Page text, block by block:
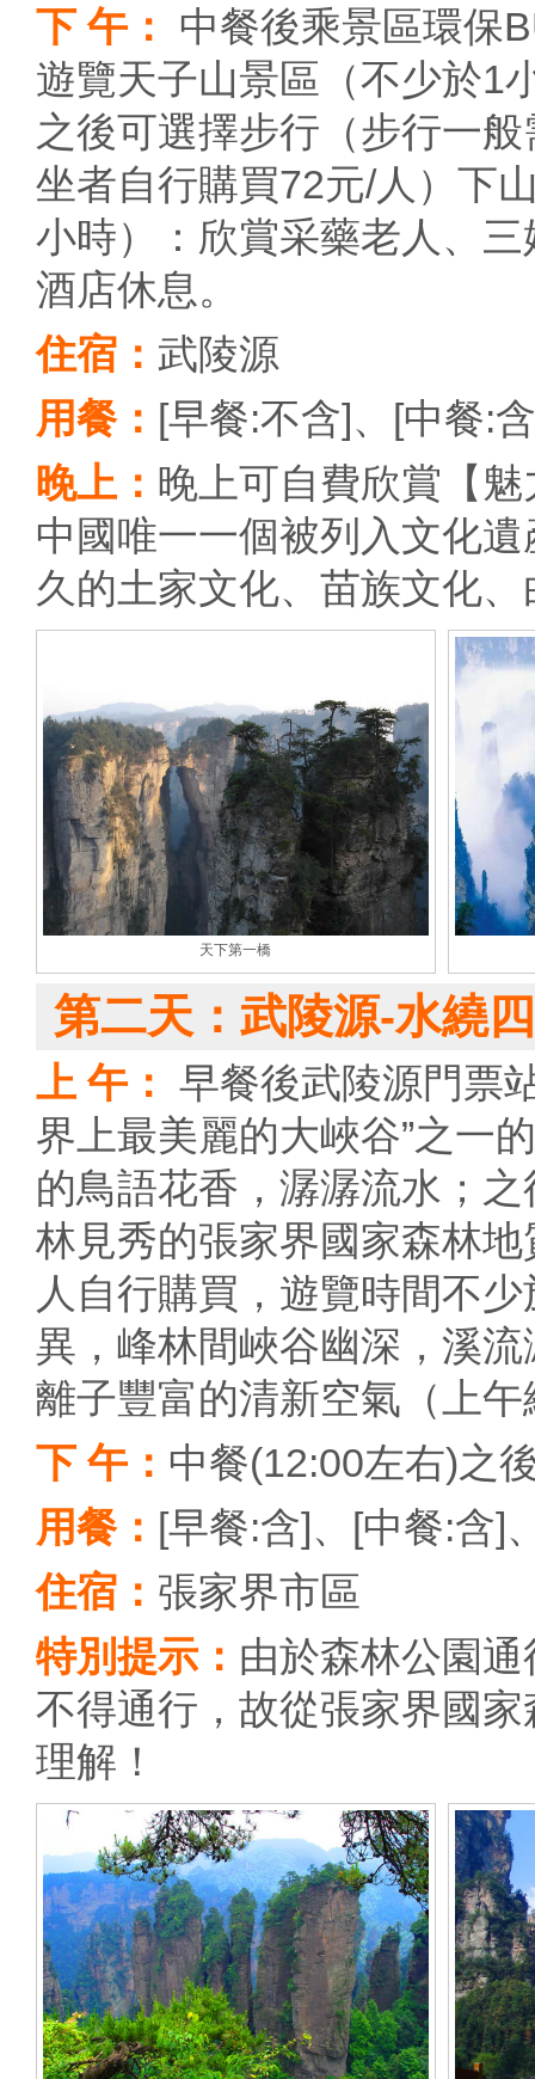
下 午：
中餐後乘景區環保
遊覽天子山景區（不少於1
之後可選擇步行（步行一
坐者自行購買72元/人）下
小時）：欣賞采藥老人、
酒店休息。
住宿： 武陵源
用餐： [早餐:不含]、[中餐:
晚上： 晚上可自費欣賞【
中國唯一一個被列入文化
久的土家文化、苗族文化
天下第一橋
第二天：武陵源-水繞
上 午： 早餐後武陵源門票
界上最美麗的大峽谷”之一
的鳥語花香，潺潺流水；
林見秀的張家界國家森林
人自行購買，遊覽時間不
異，峰林間峽谷幽深，溪
離子豐富的清新空氣（上
下 午： 中餐(12:00左右)之
用餐： [早餐:含]、[中餐:含]
住宿： 張家界市區
特別提示： 由於森林公園
不得通行，故從張家界國
理解！